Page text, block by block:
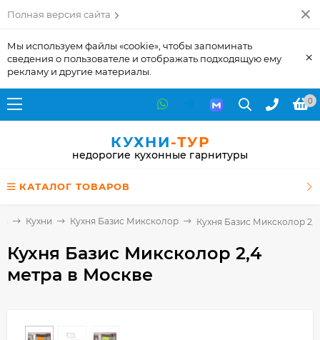
Полная версия сайта
Мы используем файлы «cookie», чтобы запоминать
сведения о пользователе и отображать подходящую ему
рекламу и другие материалы.
×
0
КУХНИ-ТУР
недорогие кухонные гарнитуры
КАТАЛОГ ТОВАРОВ
Кухни Кухня Базис Миксколор Кухня Базис Миксколор
Кухня Базис Миксколор 2,4
метра в Москве